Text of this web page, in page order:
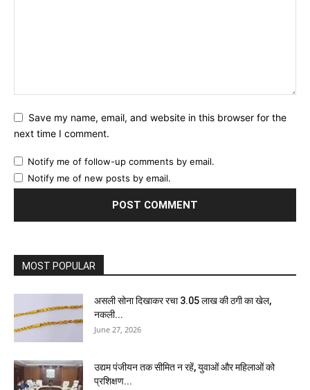
Save my name, email, and website in this browser for the
next time I comment.
Notify me of follow-up comments by email.
Notify me of new posts by email.
MOST POPULAR
असली सोना दिखाकर रचा 3.05 लाख की ठगी का खेल,
नकली...
June 27, 2026
उद्यम पंजीयन तक सीमित न रहें, युवाओं और महिलाओं को
प्रशिक्षण...